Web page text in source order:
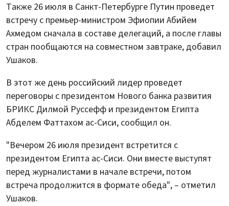
Также 26 июля в Санкт-Петербурге Путин проведет
встречу с премьер-министром Эфиопии Абийем
Ахмедом сначала в составе делегаций, а после главы
стран пообщаются на совместном завтраке, добавил
Ушаков.
В этот же день российский лидер проведет
переговоры с президентом Нового банка развития
БРИКС Дилмой Руссефф и президентом Египта
Абделем Фаттахом ас-Сиси, сообщил он.
"Вечером 26 июля президент встретится с
президентом Египта ас-Сиси. Они вместе выступят
перед журналистами в начале встречи, потом
встреча продолжится в формате обеда", – отметил
Ушаков.